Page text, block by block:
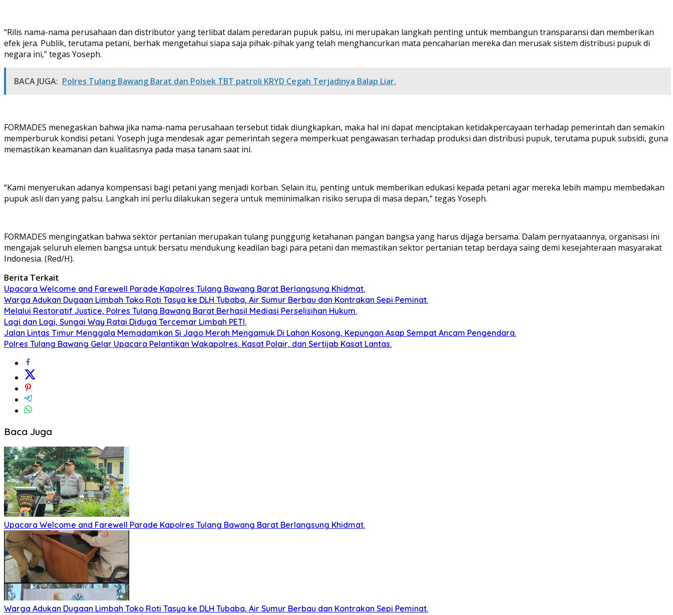
“Rilis nama-nama perusahaan dan distributor yang terlibat dalam peredaran pupuk palsu, ini merupakan langkah penting untuk membangun transparansi dan memberikan
efek jera. Publik, terutama petani, berhak mengetahui siapa saja pihak-pihak yang telah menghancurkan mata pencaharian mereka dan merusak sistem distribusi pupuk di
negara ini,” tegas Yoseph.
BACA JUGA: Polres Tulang Bawang Barat dan Polsek TBT patroli KRYD Cegah Terjadinya Balap Liar.
FORMADES menegaskan bahwa jika nama-nama perusahaan tersebut tidak diungkapkan, maka hal ini dapat menciptakan ketidakpercayaan terhadap pemerintah dan semakin
memperburuk kondisi petani. Yoseph juga mendesak agar pemerintah segera memperkuat pengawasan terhadap produksi dan distribusi pupuk, terutama pupuk subsidi, guna
memastikan keamanan dan kualitasnya pada masa tanam saat ini.
“Kami menyerukan adanya kompensasi bagi petani yang menjadi korban. Selain itu, penting untuk memberikan edukasi kepada petani agar mereka lebih mampu membedakan
pupuk asli dan yang palsu. Langkah ini perlu dilakukan segera untuk meminimalkan risiko serupa di masa depan,” tegas Yoseph.
FORMADES mengingatkan bahwa sektor pertanian merupakan tulang punggung ketahanan pangan bangsa yang harus dijaga bersama. Dalam pernyataannya, organisasi ini
mengajak seluruh elemen bangsa untuk bersatu mendukung keadilan bagi para petani dan memastikan sektor pertanian tetap berdaya saing demi kesejahteraan masyarakat
Indonesia. (Red/H).
Berita Terkait
Upacara Welcome and Farewell Parade Kapolres Tulang Bawang Barat Berlangsung Khidmat.
Warga Adukan Dugaan Limbah Toko Roti Tasya ke DLH Tubaba, Air Sumur Berbau dan Kontrakan Sepi Peminat.
Melalui Restoratif Justice, Polres Tulang Bawang Barat Berhasil Mediasi Perselisihan Hukum.
Lagi dan Lagi, Sungai Way Ratai Diduga Tercemar Limbah PETI.
Jalan Lintas Timur Menggala Memadamkan Si Jago Merah Mengamuk Di Lahan Kosong, Kepungan Asap Sempat Ancam Pengendara.
Polres Tulang Bawang Gelar Upacara Pelantikan Wakapolres, Kasat Polair, dan Sertijab Kasat Lantas.
Baca Juga
Upacara Welcome and Farewell Parade Kapolres Tulang Bawang Barat Berlangsung Khidmat.
Warga Adukan Dugaan Limbah Toko Roti Tasya ke DLH Tubaba, Air Sumur Berbau dan Kontrakan Sepi Peminat.